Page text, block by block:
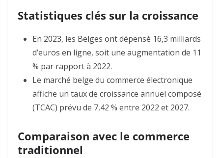
Statistiques clés sur la croissance
En 2023, les Belges ont dépensé 16,3 milliards
d’euros en ligne, soit une augmentation de 11
% par rapport à 2022.
Le marché belge du commerce électronique
affiche un taux de croissance annuel composé
(TCAC) prévu de 7,42 % entre 2022 et 2027.
Comparaison avec le commerce
traditionnel